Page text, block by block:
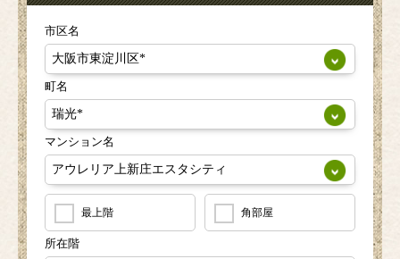
市区名
町名
マンション名
最上階 角部屋
所在階